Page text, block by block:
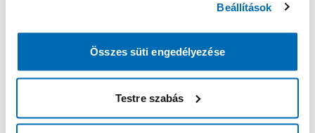
Beállítások
Összes süti engedélyezése
Testre szabás